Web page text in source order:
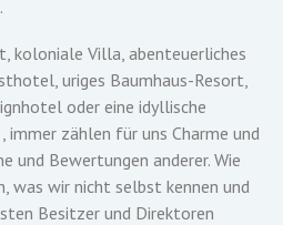
koloniale Villa, abenteuerliches
uriges Baumhaus-Resort,
oder eine idyllische
immer zählen für uns Charme und
und Bewertungen anderer. Wie
was wir nicht selbst kennen und
Besitzer und Direktoren